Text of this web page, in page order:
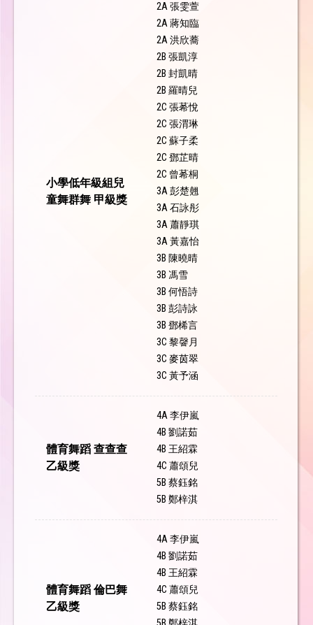
小學低年級組兒
童舞群舞 甲級獎
2A 張雯萱
2A 蔣知臨
2A 洪欣蕎
2B 張凱淳
2B 封凱晴
2B 羅晴兒
2C 張莃悅
2C 張渭琳
2C 蘇子柔
2C 鄧芷晴
2C 曾莃桐
3A 彭楚翹
3A 石詠彤
3A 蕭靜琪
3A 黃嘉怡
3B 陳曉晴
3B 馮雪
3B 何悟詩
3B 彭詩詠
3B 鄧桸言
3C 黎韾月
3C 麥茵翠
3C 黃予涵
體育舞蹈 查查查
乙級獎
4A 李伊嵐
4B 劉諾茹
4B 王紹霖
4C 蕭頌兒
5B 蔡鈺銘
5B 鄭梓淇
體育舞蹈 倫巴舞
乙級獎
4A 李伊嵐
4B 劉諾茹
4B 王紹霖
4C 蕭頌兒
5B 蔡鈺銘